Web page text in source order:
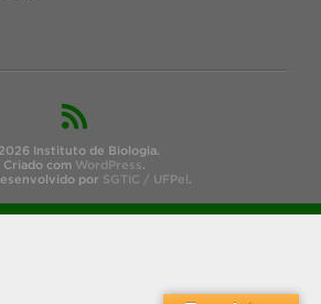
Instituto de Biologia.
Criado com WordPress.
por SGTIC / UFPel.